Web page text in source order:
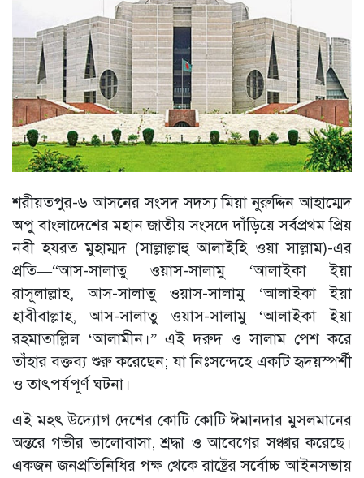
শরীয়তপুর-৬ আসনের সংসদ সদস্য মিয়া নুরুদ্দিন আহাম্মেদ
অপু বাংলাদেশের মহান জাতীয় সংসদে দাঁড়িয়ে সর্বপ্রথম প্রিয়
নবী হযরত মুহাম্মদ (সাল্লাল্লাহু আলাইহি ওয়া সাল্লাম)-এর
প্রতি—“আস-সালাতু ওয়াস-সালামু ‘আলাইকা ইয়া
রাসূলাল্লাহ, আস-সালাতু ওয়াস-সালামু ‘আলাইকা ইয়া
হাবীবাল্লাহ, আস-সালাতু ওয়াস-সালামু ‘আলাইকা ইয়া
রহমাতাল্লিল ‘আলামীন।” এই দরুদ ও সালাম পেশ করে
তাঁহার বক্তব্য শুরু করেছেন; যা নিঃসন্দেহে একটি হৃদয়স্পর্শী
ও তাৎপর্যপূর্ণ ঘটনা।
এই মহৎ উদ্যোগ দেশের কোটি কোটি ঈমানদার মুসলমানের
অন্তরে গভীর ভালোবাসা, শ্রদ্ধা ও আবেগের সঞ্চার করেছে।
একজন জনপ্রতিনিধির পক্ষ থেকে রাষ্ট্রের সর্বোচ্চ আইনসভায়